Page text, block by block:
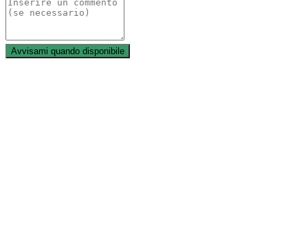
Avvisami quando disponibile